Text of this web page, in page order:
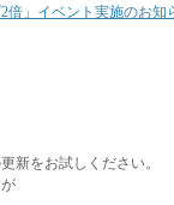
倍」イベント実施のお知
新をお試しください。